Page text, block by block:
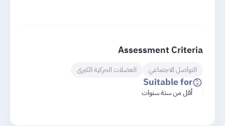
Assessment Criteria
التواصل الاجتماعي العضلات الحركية الكبرى
Suitable for
أقل من ستة سنوات